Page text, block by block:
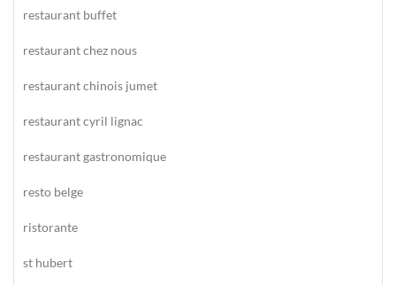
restaurant buffet
restaurant chez nous
restaurant chinois jumet
restaurant cyril lignac
restaurant gastronomique
resto belge
ristorante
st hubert